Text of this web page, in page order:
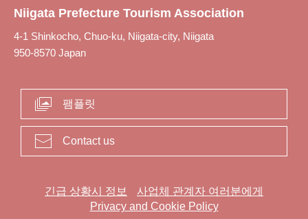
Niigata Prefecture Tourism Association
4-1 Shinkocho, Chuo-ku, Niigata-city, Niigata
950-8570 Japan
팸플릿
Contact us
긴급 상황시 정보
사업체 관계자 여러분에게
Privacy and Cookie Policy